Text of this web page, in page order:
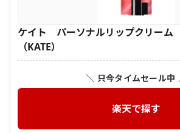
ケイト パーソナルリップクリーム
（KATE）
＼ 只今タイムセール中
楽天で探す